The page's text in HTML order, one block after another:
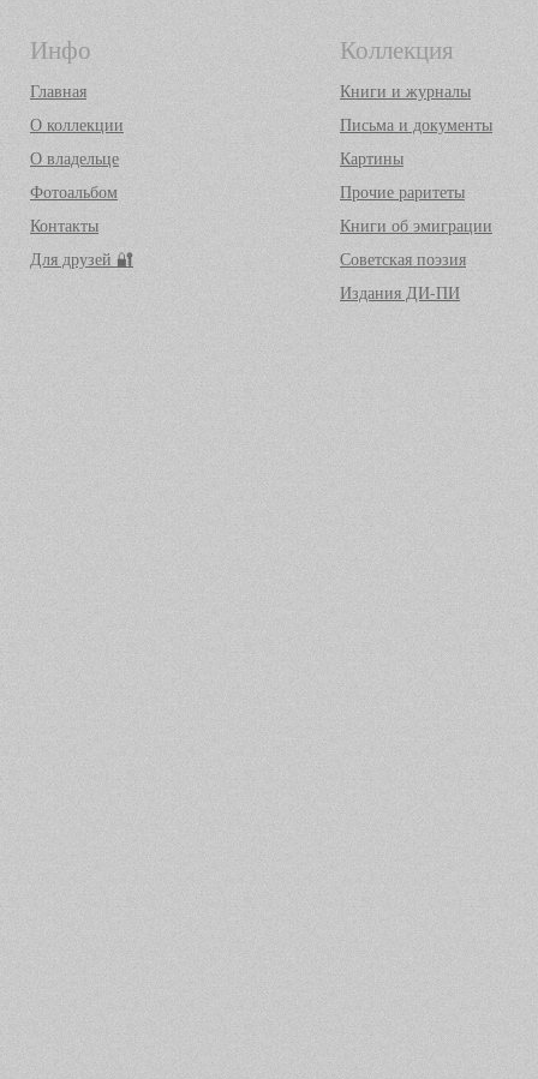
Инфо
Главная
О коллекции
О владельце
Фотоальбом
Контакты
Для друзей 🔐
Коллекция
Книги и журналы
Письма и документы
Картины
Прочие раритеты
Книги об эмиграции
Советская поэзия
Издания ДИ-ПИ